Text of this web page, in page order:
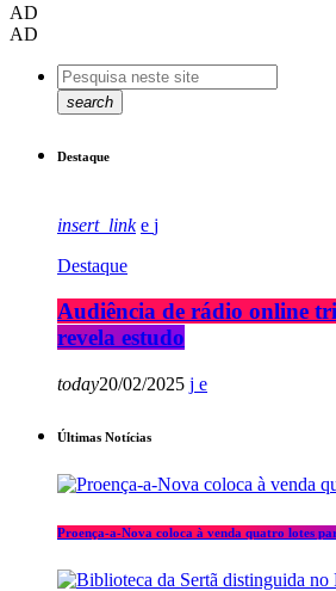
AD
AD
search
Destaque
insert_link
Destaque
Audiência de rádio online
revela estudo
today20/02/2025
Últimas Notícias
Proença-a-Nova coloca à venda quatro lotes